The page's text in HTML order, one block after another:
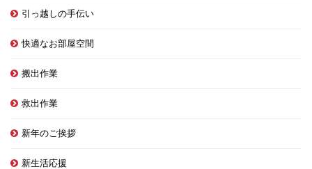
引っ越しの手伝い
快適なお部屋空間
搬出作業
救出作業
新年のご挨拶
新生活応援